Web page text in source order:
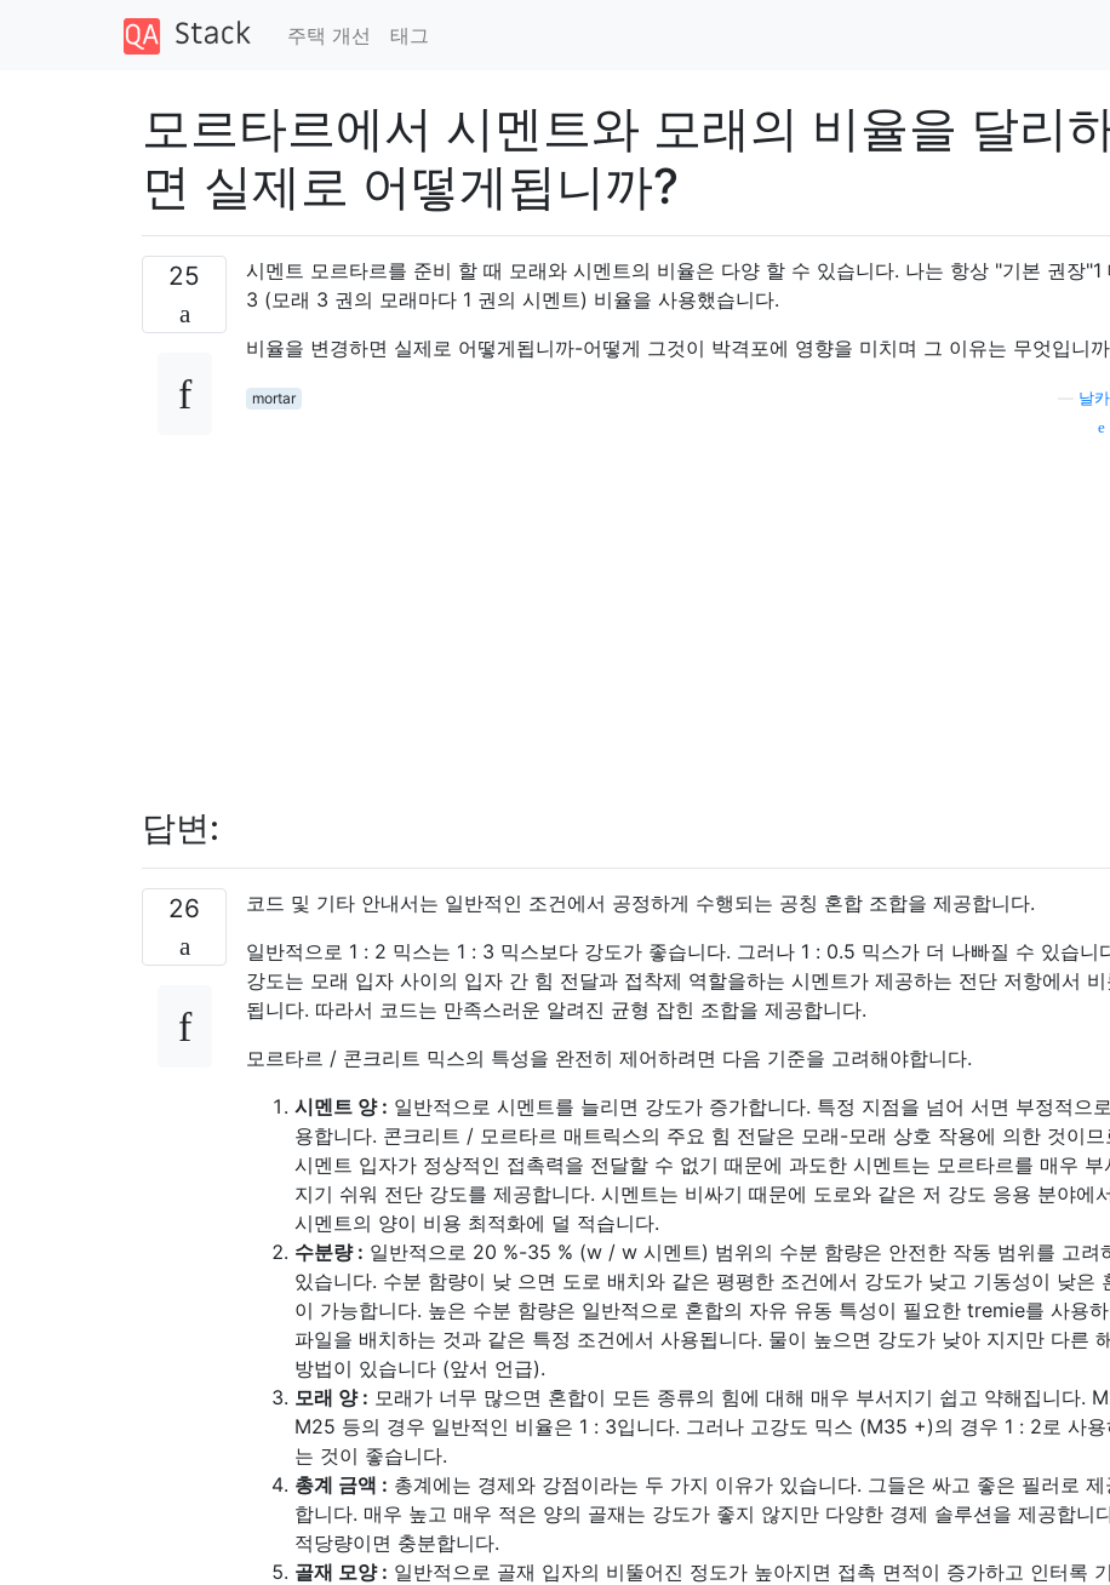
주택 개선 태그
모르타르에서 시멘트와 모래의 비율을 달리
면 실제로 어떻게됩니까?
25
시멘트 모르타르를 준비 할 때 모래와 시멘트의 비율은 다양 할 수 있습니다. 나는 항상 "기본 권장"1
3 (모래 3 권의 모래마다 1 권의 시멘트) 비율을 사용했습니다.
비율을 변경하면 실제로 어떻게됩니까-어떻게 그것이 박격포에 영향을 미치며 그 이유는 무엇입니
mortar
날
답변:
26
코드 및 기타 안내서는 일반적인 조건에서 공정하게 수행되는 공칭 혼합 조합을 제공합니다.
일반적으로 1 : 2 믹스는 1 : 3 믹스보다 강도가 좋습니다. 그러나 1 : 0.5 믹스가 더 나빠질 수 있습니
강도는 모래 입자 사이의 입자 간 힘 전달과 접착제 역할을하는 시멘트가 제공하는 전단 저항에서 비
됩니다. 따라서 코드는 만족스러운 알려진 균형 잡힌 조합을 제공합니다.
모르타르 / 콘크리트 믹스의 특성을 완전히 제어하려면 다음 기준을 고려해야합니다.
시멘트 양 : 일반적으로 시멘트를 늘리면 강도가 증가합니다. 특정 지점을 넘어 서면 부정적으
용합니다. 콘크리트 / 모르타르 매트릭스의 주요 힘 전달은 모래-모래 상호 작용에 의한 것이므
시멘트 입자가 정상적인 접촉력을 전달할 수 없기 때문에 과도한 시멘트는 모르타르를 매우 부
지기 쉬워 전단 강도를 제공합니다. 시멘트는 비싸기 때문에 도로와 같은 저 강도 응용 분야에
시멘트의 양이 비용 최적화에 덜 적습니다.
수분량 : 일반적으로 20 %-35 % (w / w 시멘트) 범위의 수분 함량은 안전한 작동 범위를 고려
있습니다. 수분 함량이 낮 으면 도로 배치와 같은 평평한 조건에서 강도가 낮고 기동성이 낮은
이 가능합니다. 높은 수분 함량은 일반적으로 혼합의 자유 유동 특성이 필요한 tremie를 사용
파일을 배치하는 것과 같은 특정 조건에서 사용됩니다. 물이 높으면 강도가 낮아 지지만 다른
방법이 있습니다 (앞서 언급).
모래 양 : 모래가 너무 많으면 혼합이 모든 종류의 힘에 대해 매우 부서지기 쉽고 약해집니다.
M25 등의 경우 일반적인 비율은 1 : 3입니다. 그러나 고강도 믹스 (M35 +)의 경우 1 : 2로 사
는 것이 좋습니다.
총계 금액 : 총계에는 경제와 강점이라는 두 가지 이유가 있습니다. 그들은 싸고 좋은 필러로 제
합니다. 매우 높고 매우 적은 양의 골재는 강도가 좋지 않지만 다양한 경제 솔루션을 제공합니
적당량이면 충분합니다.
골재 모양 : 일반적으로 골재 입자의 비뚤어진 정도가 높아지면 접촉 면적이 증가하고 인터록